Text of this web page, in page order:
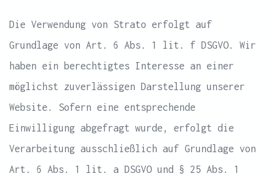
Die Verwendung von Strato erfolgt auf
Grundlage von Art. 6 Abs. 1 lit. f DSGVO. Wir
haben ein berechtigtes Interesse an einer
möglichst zuverlässigen Darstellung unserer
Website. Sofern eine entsprechende
Einwilligung abgefragt wurde, erfolgt die
Verarbeitung ausschließlich auf Grundlage von
Art. 6 Abs. 1 lit. a DSGVO und § 25 Abs. 1